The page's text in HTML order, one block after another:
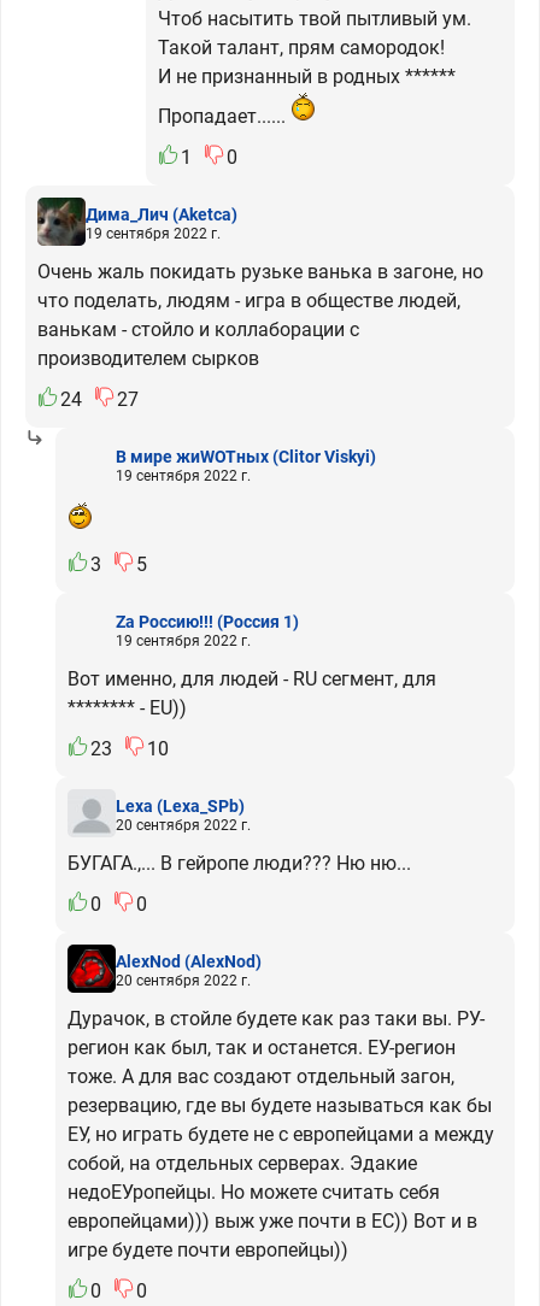
Чтоб насытить твой пытливый ум.
Такой талант, прям самородок!
И не признанный в родных ******
Пропадает......
1
0
Дима_Лич (Aketca)
19 сентября 2022 г.
Очень жаль покидать рузьке ванька в загоне, но
что поделать, людям - игра в обществе людей,
ванькам - стойло и коллаборации с
производителем сырков
24
27
В мире жиWOTных(Clitor Viskyi)
19 сентября 2022 г.
3 5
Zа Россию!!! (Россия 1)
19 сентября 2022 г.
Вот именно, для людей - RU сегмент, для
******** - EU))
23
10
Lexa (Lexa_SPb)
20 сентября 2022 г.
БУГАГА.,... В гейропе люди??? Ню ню...
0
0
AlexNod(AlexNod)
20 сентября 2022 г.
Дурачок, в стойле будете как раз таки вы. РУ-
регион как был, так и останется. ЕУ-регион
тоже. А для вас создают отдельный загон,
резервацию, где вы будете называться как бы
ЕУ, но играть будете не с европейцами а между
собой, на отдельных серверах. Эдакие
недоЕУропейцы. Но можете считать себя
европейцами))) выж уже почти в ЕС)) Вот и в
игре будете почти европейцы))
0
0